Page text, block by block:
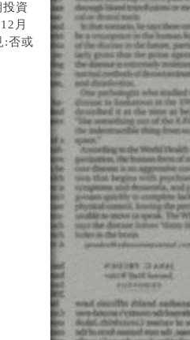
資
月
:否或